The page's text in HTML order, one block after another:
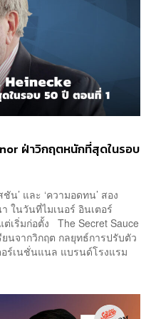
ฝ่าวิกฤตหนักที่สุดในรอบ
น’ และ ‘ความอดทน’ สอง
ในวันที่ไมเนอร์ อินเตอร์
เริ่มก่อตั้ง The Secret Sauce
นจากวิกฤต กลยุทธ์การปรับตัว
อร์เนชั่นแนล แบรนด์โรงแรม